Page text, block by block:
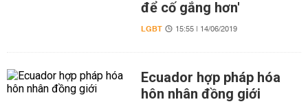
để cố gắng hơn'
LGBT 15:55 | 14/06/2019
Ecuador hợp pháp hóa
hôn nhân đồng giới